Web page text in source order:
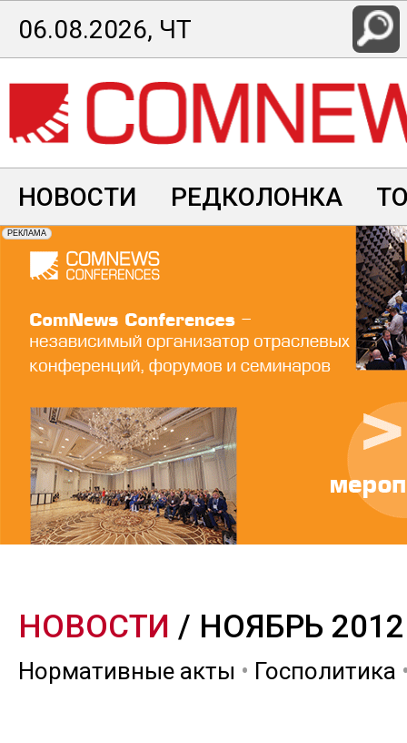
Перейти
к
основному
содержанию
06.08.2026, ЧТ
НОВОСТИ РЕДКОЛОНКА
НОВОСТИ / НОЯБРЬ 2012
Нормативные акты • Госполитика